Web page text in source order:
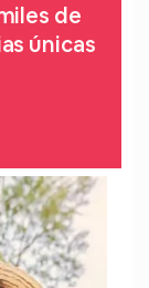
de
únicas